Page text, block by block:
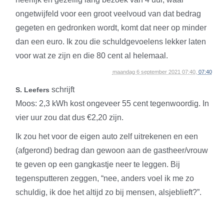
ongetwijfeld voor een groot veelvoud van dat bedrag
gegeten en gedronken wordt, komt dat neer op minder
dan een euro. Ik zou die schuldgevoelens lekker laten
voor wat ze zijn en die 80 cent al helemaal.
maandag 6 september 2021 07:40, 07:40
S. Leefers schrijft
Moos: 2,3 kWh kost ongeveer 55 cent tegenwoordig. In
vier uur zou dat dus €2,20 zijn.
Ik zou het voor de eigen auto zelf uitrekenen en een
(afgerond) bedrag dan gewoon aan de gastheer/vrouw
te geven op een gangkastje neer te leggen. Bij
tegensputteren zeggen, “nee, anders voel ik me zo
schuldig, ik doe het altijd zo bij mensen, alsjeblieft?”.